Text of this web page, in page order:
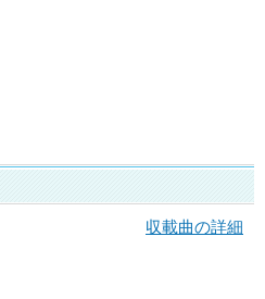
収載曲の詳細